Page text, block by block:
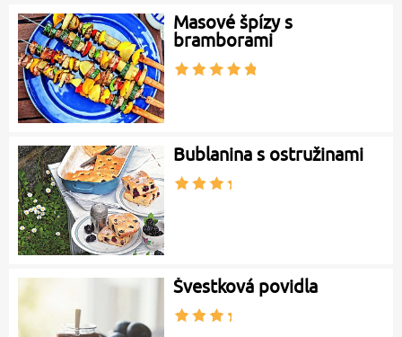
Masové špízy s
bramborami
Bublanina s ostružinami
Švestková povidla